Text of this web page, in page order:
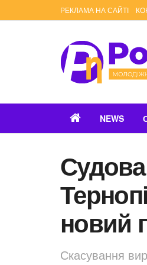
РЕКЛАМА НА САЙТІ
NEWS
новий
Скасування